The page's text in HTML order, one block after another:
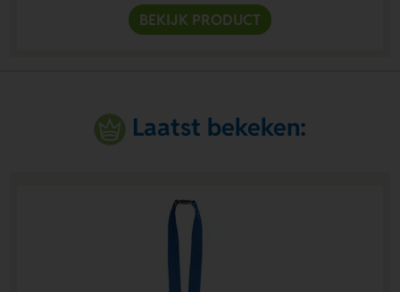
BEKIJK PRODUCT
Laatst bekeken: